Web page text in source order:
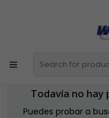
Todos los Productos
Todavía no hay
Puedes probar a